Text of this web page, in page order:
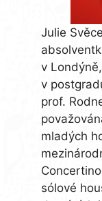
Julie
v
v
prof.
mladých
sólové